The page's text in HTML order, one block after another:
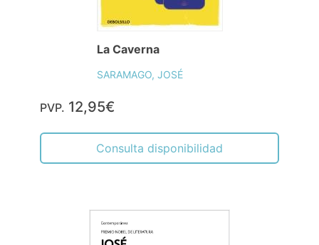
La Caverna
SARAMAGO, JOSÉ
PVP. 12,95€
Consulta disponibilidad